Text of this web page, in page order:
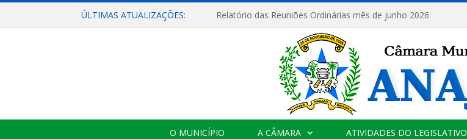
ÚLTIMAS ATUALIZAÇÕES: Relatório das Reuniões Ordinárias mês de junho 2026
O MUNICÍPIO A CÂMARA ATIVIDADES DO LEGISLATIVO